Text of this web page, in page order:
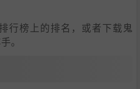
行榜上的排名，或者下载鬼
。